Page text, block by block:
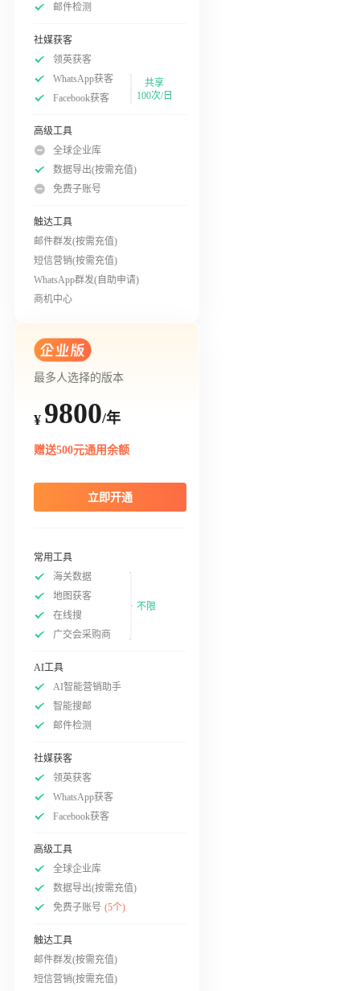
邮件检测
社媒获客
领英获客
WhatsApp获客
Facebook获客
共享
100次/日
高级工具
全球企业库
数据导出(按需充值)
免费子账号
触达工具
邮件群发(按需充值)
短信营销(按需充值)
WhatsApp群发(自助申请)
商机中心
最多人选择的版本
¥ 9800/年
赠送500元通用余额
立即开通
常用工具
海关数据
地图获客
在线搜
广交会采购商
不限
AI工具
AI智能营销助手
智能搜邮
邮件检测
社媒获客
领英获客
WhatsApp获客
Facebook获客
高级工具
全球企业库
数据导出(按需充值)
免费子账号 (5个)
触达工具
邮件群发(按需充值)
短信营销(按需充值)